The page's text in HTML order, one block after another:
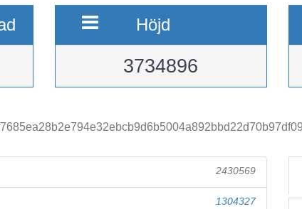
Höjd
3734896
2430569
1304327